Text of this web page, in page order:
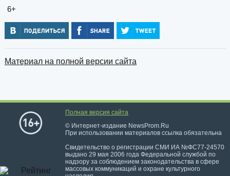
6+
Материал на полной версии сайта
Полная версия сайта
© Интернет-издание NewsProm.Ru
При использовании материалов ссылка обязательна
Свидетельство о регистрации СМИ ИА №ФС77-24570
выдано 29 мая 2006 года Федеральной службой по
надзору за соблюдением законодательства в сфере
массовых коммуникаций и охране культурного